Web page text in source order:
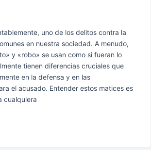
uno de los delitos contra la
en nuestra sociedad. A menudo,
y «robo» se usan como si fueran lo
tienen diferencias cruciales que
en la defensa y en las
el acusado. Entender estos matices es
cualquiera